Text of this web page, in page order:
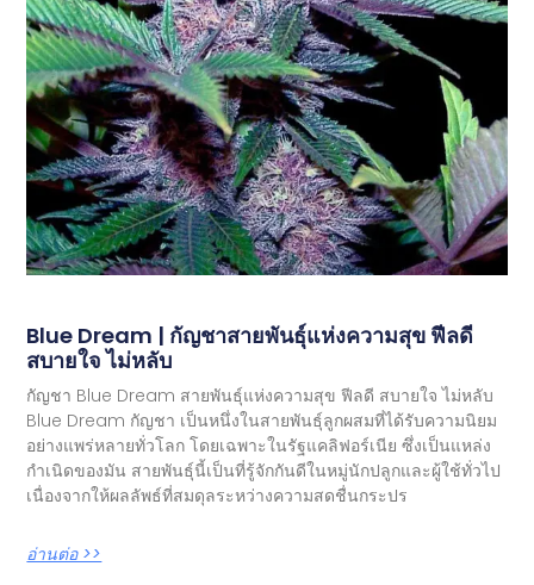
Blue Dream | กัญชาสายพันธุ์แห่งความสุข ฟีลดี
สบายใจ ไม่หลับ
กัญชา Blue Dream สายพันธุ์แห่งความสุข ฟีลดี สบายใจ ไม่หลับ
Blue Dream กัญชา เป็นหนึ่งในสายพันธุ์ลูกผสมที่ได้รับความนิยม
อย่างแพร่หลายทั่วโลก โดยเฉพาะในรัฐแคลิฟอร์เนีย ซึ่งเป็นแหล่ง
กำเนิดของมัน สายพันธุ์นี้เป็นที่รู้จักกันดีในหมู่นักปลูกและผู้ใช้ทั่วไป
เนื่องจากให้ผลลัพธ์ที่สมดุลระหว่างความสดชื่นกระปร
อ่านต่อ >>